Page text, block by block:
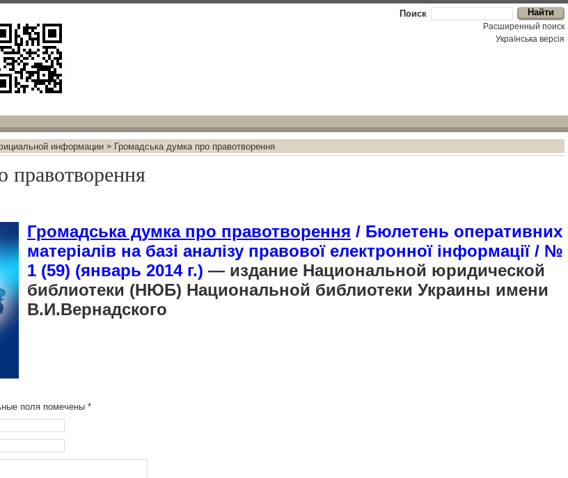
Поиск
Расширенный поиск
Українська версiя
информации » Громадська думка про правотворення
правотворення
Громадська думка про правотворення / Бюлетень оперативних
матеріалів на базі аналізу правової електронної інформації / №
1 (59) (январь 2014 г.) — издание Национальной юридической
библиотеки (НЮБ) Национальной библиотеки Украины имени
В.И.Вернадского
поля помечены *